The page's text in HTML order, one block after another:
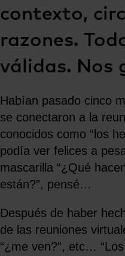
contexto,
razones.
válidas. Nos
Habían pasado cinco
se conectaron a la
conocidos como “los
podía ver felices a
mascarilla “¿Qué
están?”, pensé…
Después de haber
de las reuniones
“¿me ven?”, etc…